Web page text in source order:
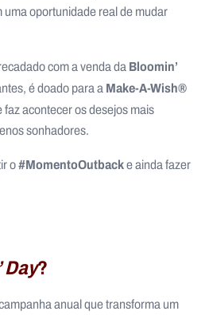
uma oportunidade real de mudar
com a venda daBloomin’
é doado para aMake-A-Wish®
acontecer os desejos mais
sonhadores.
o#MomentoOutbacke ainda fazer
Day?
anual que transforma um